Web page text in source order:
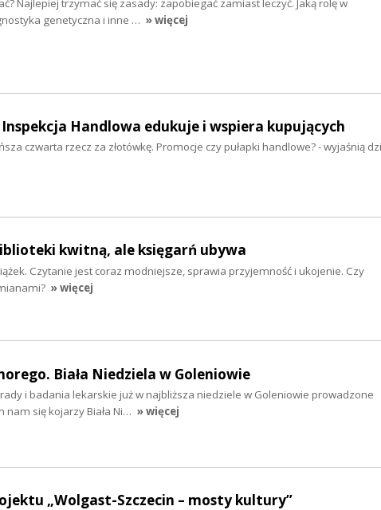
Najlepiej trzymać się zasady: zapobiegać zamiast leczyć. Jaką rolę w
genetyczna i inne … » więcej
Handlowa edukuje i wspiera kupujących
czwarta rzecz za złotówkę. Promocje czy pułapki handlowe? - wyjaśnią
kwitną, ale księgarń ubywa
Czytanie jest coraz modniejsze, sprawia przyjemność i ukojenie. Czy
» więcej
Biała Niedziela w Goleniowie
i badania lekarskie już w najbliższa niedziele w Goleniowie prowadzone
nam się kojarzy Biała Ni… » więcej
„Wolgast-Szczecin – mosty kultury”